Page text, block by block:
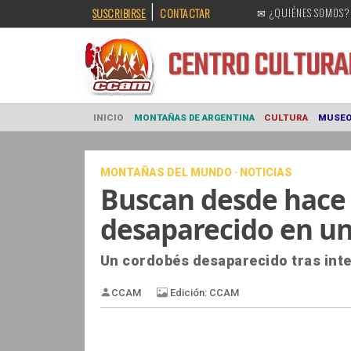
SUSCRIBIRSE | CONTACTAR ✉ ¿QUIÉNES SOMOS?
CENTRO
INICIO MONTAÑAS DE ARGENTINA CULTURA
MONTAÑAS DEL MUNDO · NOTICIAS
Buscan desde
desaparecido en
Un cordobés desaparecido tras